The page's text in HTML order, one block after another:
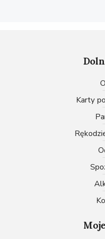
karty